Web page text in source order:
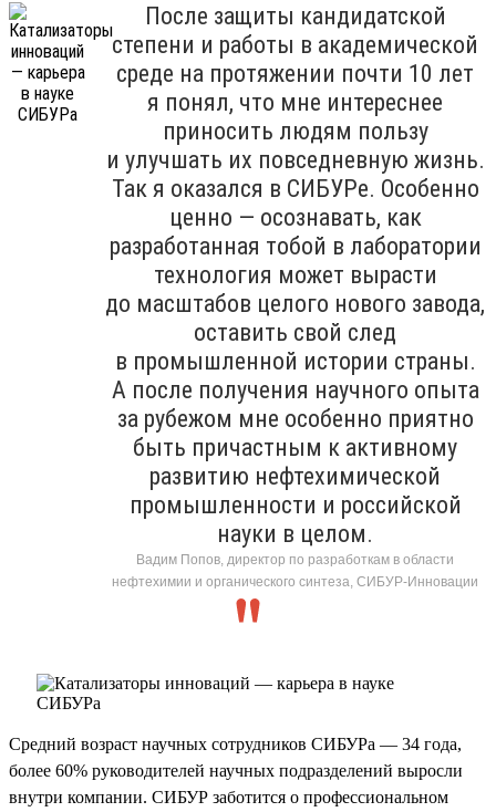
После защиты кандидатской
степени и работы в академической
среде на протяжении почти 10 лет
я понял, что мне интереснее
приносить людям пользу
и улучшать их повседневную жизнь.
Так я оказался в СИБУРе. Особенно
ценно — осознавать, как
разработанная тобой в лаборатории
технология может вырасти
до масштабов целого нового завода,
оставить свой след
в промышленной истории страны.
А после получения научного опыта
за рубежом мне особенно приятно
быть причастным к активному
развитию нефтехимической
промышленности и российской
науки в целом.
Вадим Попов, директор по разработкам в области
нефтехимии и органического синтеза, СИБУР-Инновации
Средний возраст научных сотрудников СИБУРа — 34 года,
более 60% руководителей научных подразделений выросли
внутри компании. СИБУР заботится о профессиональном